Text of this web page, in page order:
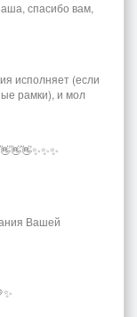
спасибо вам,
исполняет (если
рамки), и мол
Вашей